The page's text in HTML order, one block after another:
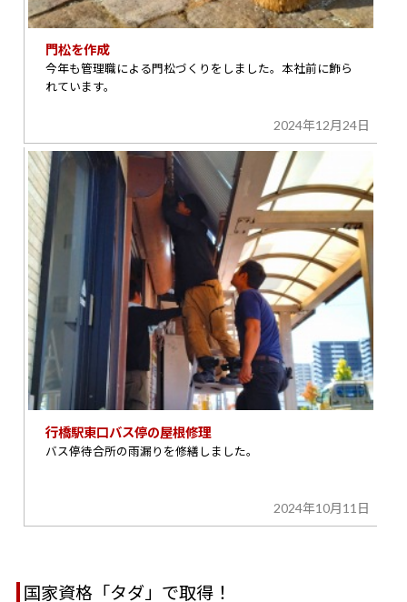
門松を作成
今年も管理職による門松づくりをしました。本社前に飾ら
れています。
2024年12月24日
行橋駅東口バス停の屋根修理
バス停待合所の雨漏りを修繕しました。
2024年10月11日
国家資格「タダ」で取得！